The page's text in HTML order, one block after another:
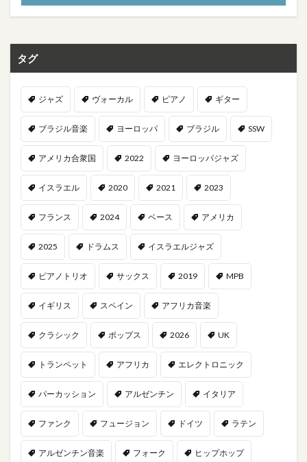
タグ
ジャズ ヴォーカル ピアノ ギター
ブラジル音楽 ヨーロッパ ブラジル SSW
アメリカ合衆国 2022 ヨーロッパジャズ
イスラエル 2020 2021 2023
フランス 2024 ベース アメリカ
2025 ドラムス イスラエルジャズ
ピアノトリオ サックス 2019 MPB
イギリス スペイン アフリカ音楽
クラシック ポップス 2026 UK
トランペット アフリカ エレクトロニック
パーカッション アルゼンチン イタリア
ファンク フュージョン ドイツ ラテン
アルゼンチン音楽 フォーク ヒップホップ